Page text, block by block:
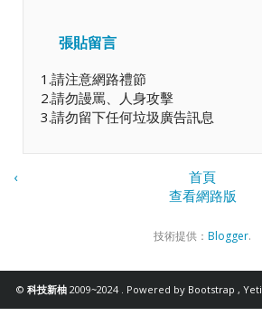
張貼留言
1.請注意網路禮節
2.請勿謾罵、人身攻擊
3.請勿留下任何垃圾廣告訊息
‹
首頁
查看網路版
技術提供： Blogger.
© 科技新柚 2009~2024 . Powered by Bootstrap , Yeti